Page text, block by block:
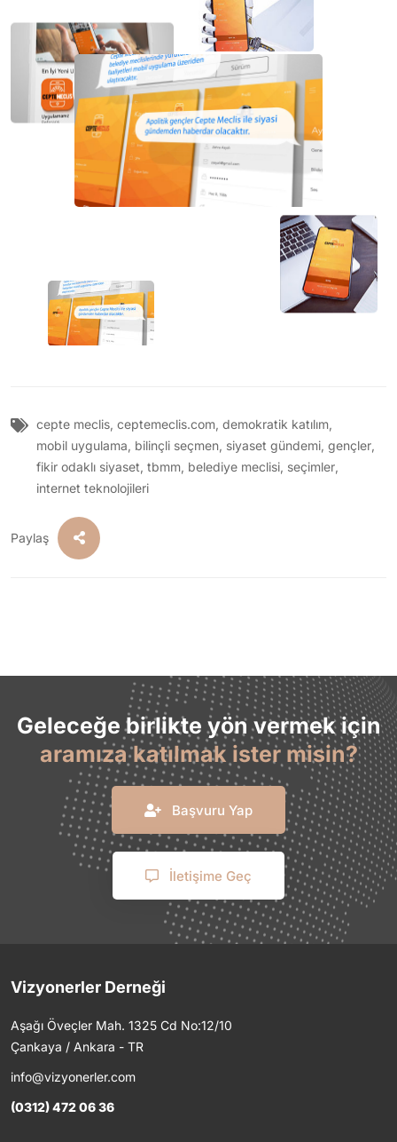
cepte meclis, ceptemeclis.com, demokratik katılım,
mobil uygulama, bilinçli seçmen, siyaset gündemi, gençler,
fikir odaklı siyaset, tbmm, belediye meclisi, seçimler,
internet teknolojileri
Paylaş
Geleceğe birlikte yön vermek için
aramıza katılmak ister misin?
Başvuru Yap
İletişime Geç
Vizyonerler Derneği
Aşağı Öveçler Mah. 1325 Cd No:12/10
Çankaya / Ankara - TR
info@vizyonerler.com
(0312) 472 06 36